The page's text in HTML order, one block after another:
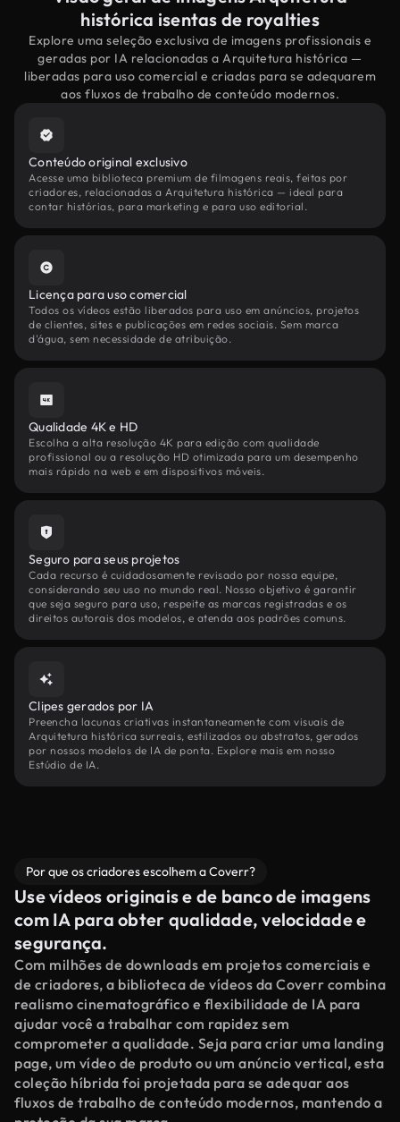
histórica isentas de royalties
Explore uma seleção exclusiva de imagens profissionais e
geradas por IA relacionadas a Arquitetura histórica —
liberadas para uso comercial e criadas para se adequarem
aos fluxos de trabalho de conteúdo modernos.
Conteúdo original exclusivo
Acesse uma biblioteca premium de filmagens reais, feitas por
criadores, relacionadas a Arquitetura histórica — ideal para
contar histórias, para marketing e para uso editorial.
Licença para uso comercial
Todos os vídeos estão liberados para uso em anúncios, projetos
de clientes, sites e publicações em redes sociais. Sem marca
d'água, sem necessidade de atribuição.
Qualidade 4K e HD
Escolha a alta resolução 4K para edição com qualidade
profissional ou a resolução HD otimizada para um desempenho
mais rápido na web e em dispositivos móveis.
Seguro para seus projetos
Cada recurso é cuidadosamente revisado por nossa equipe,
considerando seu uso no mundo real. Nosso objetivo é garantir
que seja seguro para uso, respeite as marcas registradas e os
direitos autorais dos modelos, e atenda aos padrões comuns.
Clipes gerados por IA
Preencha lacunas criativas instantaneamente com visuais de
Arquitetura histórica surreais, estilizados ou abstratos, gerados
por nossos modelos de IA de ponta. Explore mais em nosso
Estúdio de IA.
Por que os criadores escolhem a Coverr?
Use vídeos originais e de banco de imagens
com IA para obter qualidade, velocidade e
segurança.
Com milhões de downloads em projetos comerciais e
de criadores, a biblioteca de vídeos da Coverr combina
realismo cinematográfico e flexibilidade de IA para
ajudar você a trabalhar com rapidez sem
comprometer a qualidade. Seja para criar uma landing
page, um vídeo de produto ou um anúncio vertical, esta
coleção híbrida foi projetada para se adequar aos
fluxos de trabalho de conteúdo modernos, mantendo a